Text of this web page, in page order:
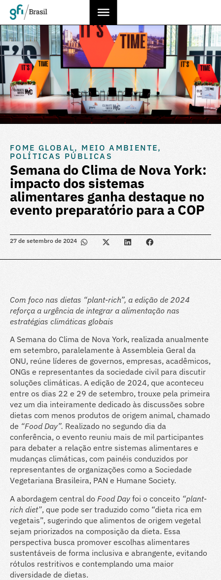
FOME GLOBAL, MEIO AMBIENTE,
POLÍTICAS PÚBLICAS
Semana do Clima de Nova York:
impacto dos sistemas
alimentares ganha destaque no
evento preparatório para a COP
27 de setembro de 2024
Com foco nas dietas “plant-rich”, a edição de 2024
reforça a urgência de integrar a alimentação nas
estratégias climáticas globais
A Semana do Clima de Nova York, realizada anualmente
em setembro, paralelamente à Assembleia Geral da
ONU, reúne líderes de governos, empresas, acadêmicos,
ONGs e representantes da sociedade civil para discutir
soluções climáticas. A edição de 2024, que aconteceu
entre os dias 22 e 29 de setembro, trouxe pela primeira
vez um dia inteiramente dedicado às discussões sobre
dietas com menos produtos de origem animal, chamado
de “Food Day”. Realizado no segundo dia da
conferência, o evento reuniu mais de mil participantes
para debater a relação entre sistemas alimentares e
mudanças climáticas, com painéis conduzidos por
representantes de organizações como a Sociedade
Vegetariana Brasileira, PAN e Humane Society.
A abordagem central do Food Day foi o conceito “plant-
rich diet”, que pode ser traduzido como “dieta rica em
vegetais”, sugerindo que alimentos de origem vegetal
sejam priorizados na composição da dieta. Essa
perspectiva busca promover escolhas alimentares
sustentáveis de forma inclusiva e abrangente, evitando
rótulos restritivos e contemplando uma maior
diversidade de dietas.